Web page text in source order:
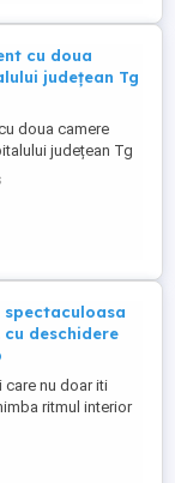
cu doua
județean Tg
doua camere
județean Tg
spectaculoasa
deschidere
care nu doar iti
ritmul interior
pe care ti-o ofera -
liniste in
- in cazul de fata,